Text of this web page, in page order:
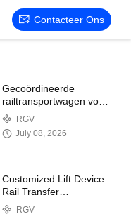
Contacteer Ons
Gecoördineerde
railtransportwagen voor
twee voertuigen,
batterijtransportwagen
voor zware lasten
RGV
July 08, 2026
Customized Lift Device
Rail Transfer
Trolley,Heavy Load 15
RGV